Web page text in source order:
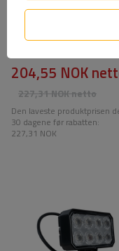
LED-
TT TECHNOLOGY
227,31 NOKnetto
204,55 NOK
Den laveste produktprisen
30 dagene før rabatten:
227,31 NOK